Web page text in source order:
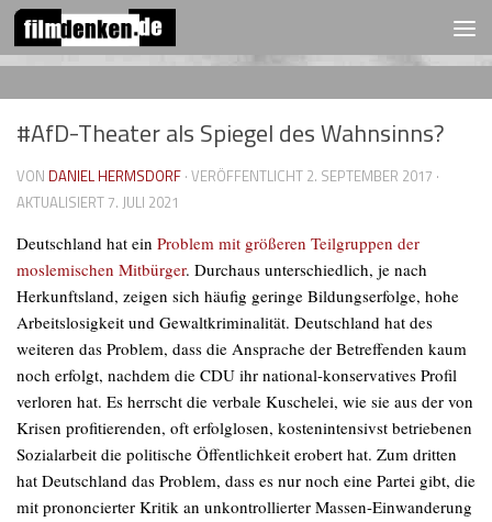
Zum Inhalt springenFOLGEN:
#AfD-Theater als Spiegel des Wahnsinns?
VON DANIEL HERMSDORF · VERÖFFENTLICHT 2. SEPTEMBER 2017 ·
AKTUALISIERT7. JULI 2021
Deutschland hat ein Problem mit größeren Teilgruppen der
moslemischen Mitbürger. Durchaus unterschiedlich, je nach
Herkunftsland, zeigen sich häufig geringe Bildungserfolge, hohe
Arbeitslosigkeit und Gewaltkriminalität. Deutschland hat des
weiteren das Problem, dass die Ansprache der Betreffenden kaum
noch erfolgt, nachdem die CDU ihr national-konservatives Profil
verloren hat. Es herrscht die verbale Kuschelei, wie sie aus der von
Krisen profitierenden, oft erfolglosen, kostenintensivst betriebenen
Sozialarbeit die politische Öffentlichkeit erobert hat. Zum dritten
hat Deutschland das Problem, dass es nur noch eine Partei gibt, die
mit prononcierter Kritik an unkontrollierter Massen-Einwanderung